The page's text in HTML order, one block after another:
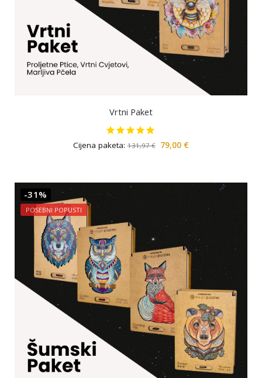
Vrtni Paket
Cijena paketa:131,97€ 79,00 €
-31%
POSEBNI POPUSTI